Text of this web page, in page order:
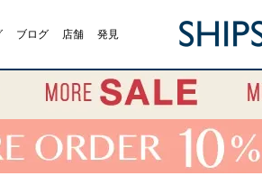
ブログ 店舗 発見